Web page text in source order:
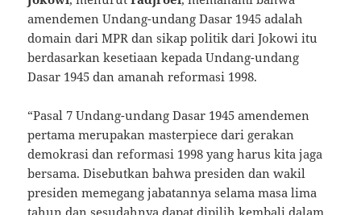
amendemen Undang-undang Dasar 1945 adalah
domain dari MPR dan sikap politik dari Jokowi itu
berdasarkan kesetiaan kepada Undang-undang
Dasar 1945 dan amanah reformasi 1998.
“Pasal 7 Undang-undang Dasar 1945 amendemen
pertama merupakan masterpiece dari gerakan
demokrasi dan reformasi 1998 yang harus kita jaga
bersama. Disebutkan bahwa presiden dan wakil
presiden memegang jabatannya selama masa lima
tahun dan sesudahnya dapat dipilih kembali dalam